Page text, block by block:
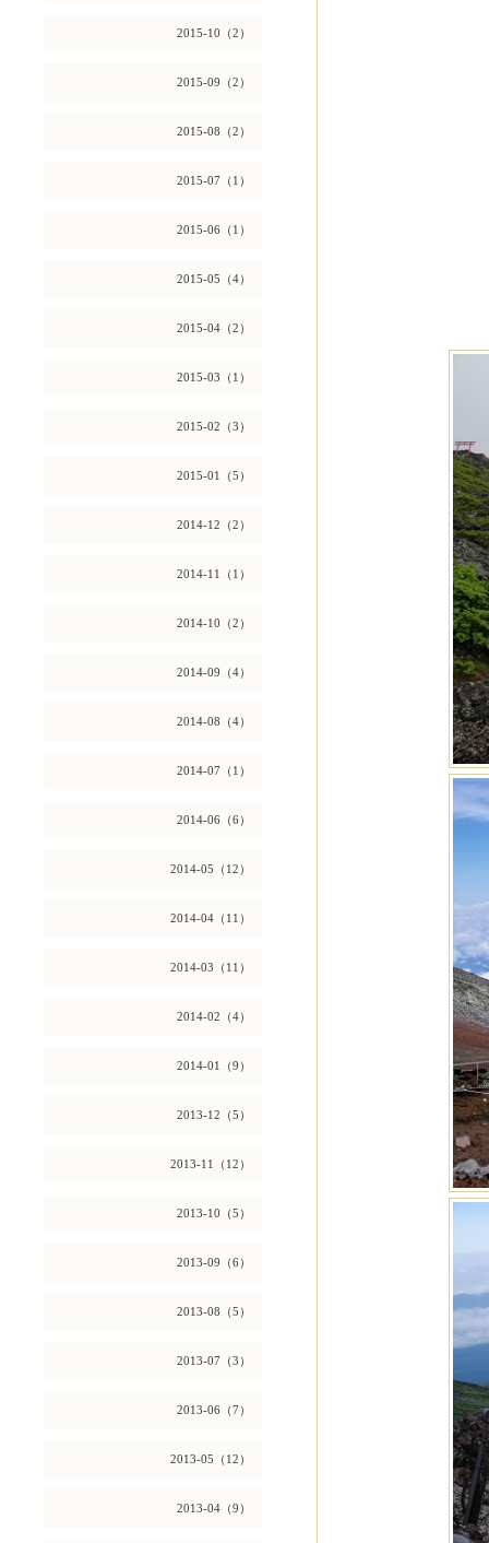
2015-10（2）
2015-09（2）
2015-08（2）
2015-07（1）
2015-06（1）
2015-05（4）
2015-04（2）
2015-03（1）
2015-02（3）
2015-01（5）
2014-12（2）
2014-11（1）
2014-10（2）
2014-09（4）
2014-08（4）
2014-07（1）
2014-06（6）
2014-05（12）
2014-04（11）
2014-03（11）
2014-02（4）
2014-01（9）
2013-12（5）
2013-11（12）
2013-10（5）
2013-09（6）
2013-08（5）
2013-07（3）
2013-06（7）
2013-05（12）
2013-04（9）